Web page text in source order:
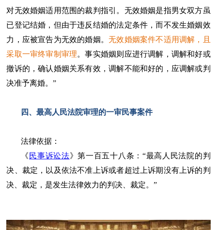
对无效婚姻适用范围的裁判指引。无效婚姻是指男女双方虽
已登记结婚，但由于违反结婚的法定条件，而不发生婚姻效
力，应被宣告为无效的婚姻。无效婚姻案件不适用调解，且
采取一审终审制审理。事实婚姻则应进行调解，调解和好或
撤诉的，确认婚姻关系有效，调解不能和好的，应调解或判
决准予离婚。”
四、最高人民法院审理的一审民事案件
法律依据：
《 民事诉讼法》第一百五十八条：“最高人民法院的判
决、裁定，以及依法不准上诉或者超过上诉期没有上诉的判
决、裁定，是发生法律效力的判决、裁定。”